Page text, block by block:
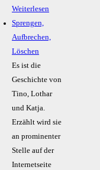
Weiterlesen
Sprengen,
Aufbrechen,
Löschen
Es ist die
Geschichte von
Tino, Lothar
und Katja.
Erzählt wird sie
an prominenter
Stelle auf der
Internetseite